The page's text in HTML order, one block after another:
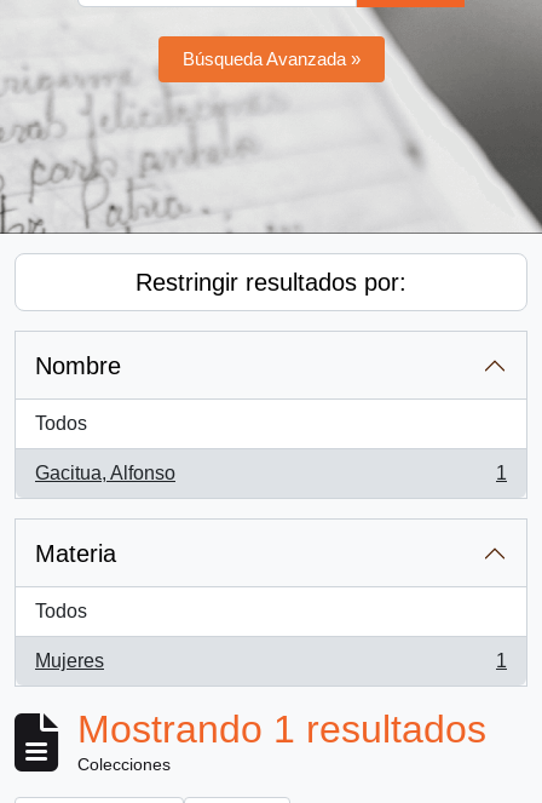
Búsqueda Avanzada »
Restringir resultados por:
Nombre
Todos
Gacitua, Alfonso
, 1 resultados
1
Materia
Todos
Mujeres
, 1 resultados
1
Mostrando 1 resultados
Colecciones